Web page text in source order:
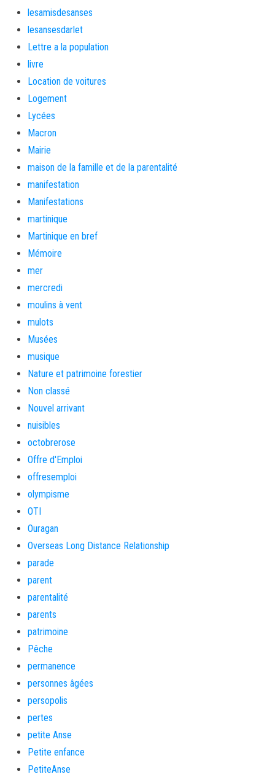
lesamisdesanses
lesansesdarlet
Lettre a la population
livre
Location de voitures
Logement
Lycées
Macron
Mairie
maison de la famille et de la parentalité
manifestation
Manifestations
martinique
Martinique en bref
Mémoire
mer
mercredi
moulins à vent
mulots
Musées
musique
Nature et patrimoine forestier
Non classé
Nouvel arrivant
nuisibles
octobrerose
Offre d'Emploi
offresemploi
olympisme
OTI
Ouragan
Overseas Long Distance Relationship
parade
parent
parentalité
parents
patrimoine
Pêche
permanence
personnes âgées
persopolis
pertes
petite Anse
Petite enfance
PetiteAnse